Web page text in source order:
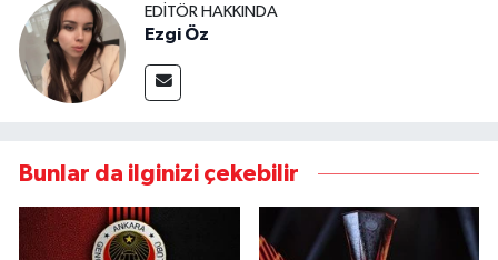
EDITÖR HAKKINDA
Ezgi Öz
Bunlar da ilginizi çekebilir